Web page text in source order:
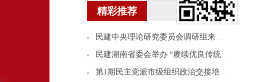
精彩推荐
民建中央理论研究委员会调研组来湘开展理论研究课题调研
民建湖南省委会举办 “赓续优良传统 践行为民情怀”会史宣讲会
第1期民主党派市级组织政治交接培训班民建学员赴民建省委会机关座谈